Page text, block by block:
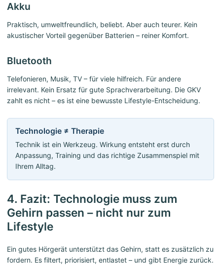
Akku
Praktisch, umweltfreundlich, beliebt. Aber auch teurer. Kein
akustischer Vorteil gegenüber Batterien – reiner Komfort.
Bluetooth
Telefonieren, Musik, TV – für viele hilfreich. Für andere
irrelevant. Kein Ersatz für gute Sprachverarbeitung. Die GKV
zahlt es nicht – es ist eine bewusste Lifestyle-Entscheidung.
Technologie ≠ Therapie
Technik ist ein Werkzeug. Wirkung entsteht erst durch
Anpassung, Training und das richtige Zusammenspiel mit
Ihrem Alltag.
4. Fazit: Technologie muss zum
Gehirn passen – nicht nur zum
Lifestyle
Ein gutes Hörgerät unterstützt das Gehirn, statt es zusätzlich zu
fordern. Es filtert, priorisiert, entlastet – und gibt Energie zurück.